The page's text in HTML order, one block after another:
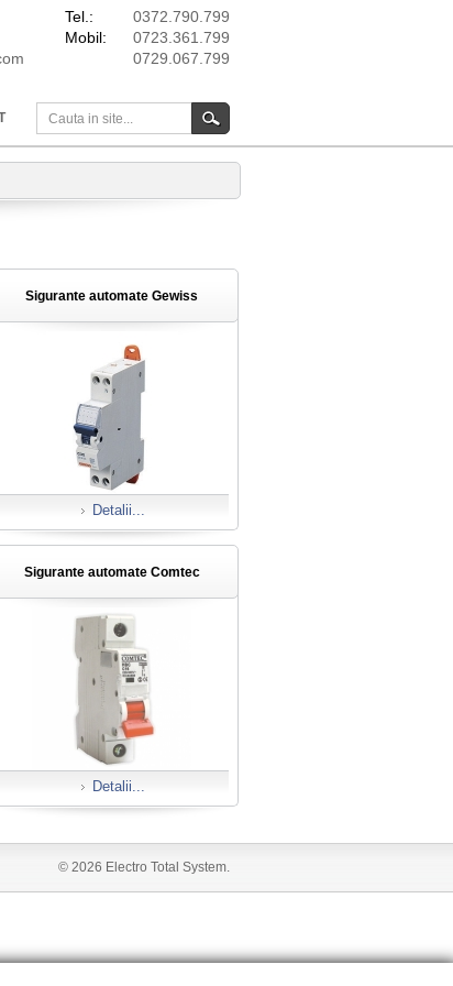
Tel.:
0372.790.799
Mobil:
0723.361.799
0729.067.799
Sigurante automate Gewiss
Detalii...
Sigurante automate Comtec
Detalii...
© 2026 Electro Total System.